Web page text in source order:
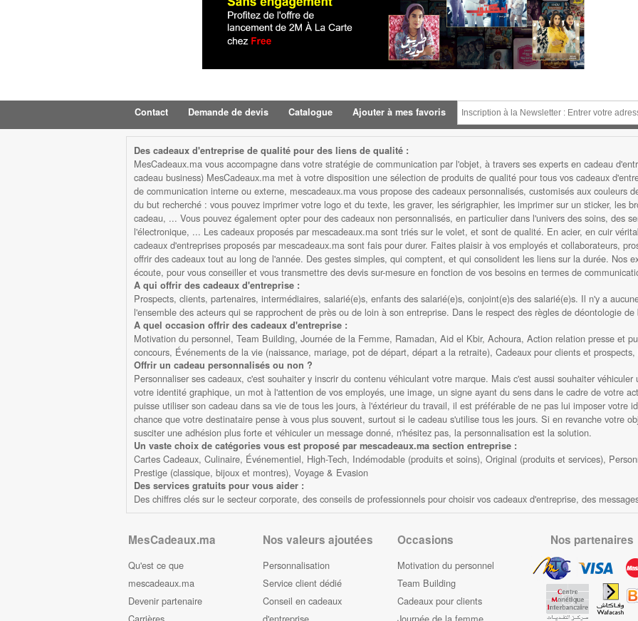
Contact Demande de devis Catalogue Ajouter à mes favoris
Des cadeaux d'entreprise de qualité pour des liens de qualité :
MesCadeaux.ma vous accompagne dans votre stratégie de communication par l'objet, à travers ses experts en cadeau
cadeau business) MesCadeaux.ma met à votre disposition une sélection de produits de qualité pour tous vos cadeaux
de communication interne ou externe, mescadeaux.ma vous propose des cadeaux personnalisés, customisés aux couleurs
du but recherché : vous pouvez imprimer votre logo et du texte, les graver, les sérigraphier, les imprimer sur un sticker, les
cadeau, ... Vous pouvez également opter pour des cadeaux non personnalisés, en particulier dans l'univers des soins, des
l'électronique, ... Les cadeaux proposés par mescadeaux.ma sont triés sur le volet, et sont de qualité. En acier, en cuir
cadeaux d'entreprises proposés par mescadeaux.ma sont fais pour durer. Faites plaisir à vos employés et collaborateurs,
offrir des cadeaux tout au long de l'année. Des gestes simples, qui comptent, et qui consolident les liens sur la durée. Nos
écoute, pour vous conseiller et vous transmettre des devis sur-mesure en fonction de vos besoins en termes de
A qui offrir des cadeaux d'entreprise :
Prospects, clients, partenaires, intermédiaires, salarié(e)s, enfants des salarié(e)s, conjoint(e)s des salarié(e)s. Il n'y a
l'ensemble des acteurs qui se rapprochent de près ou de loin à son entreprise. Dans le respect des règles de déontologie de
A quel occasion offrir des cadeaux d'entreprise :
Motivation du personnel, Team Building, Journée de la Femme, Ramadan, Aid el Kbir, Achoura, Action relation presse et
concours, Événements de la vie (naissance, mariage, pot de départ, départ a la retraite), Cadeaux pour clients et prospects,
Offrir un cadeau personnalisés ou non ?
Personnaliser ses cadeaux, c'est souhaiter y inscrir du contenu véhiculant votre marque. Mais c'est aussi souhaiter
votre identité graphique, un mot à l'attention de vos employés, une image, un signe ayant du sens dans le cadre de votre
puisse utiliser son cadeau dans sa vie de tous les jours, à l'éxtérieur du travail, il est préférable de ne pas lui imposer votre
chance que votre destinataire pense à vous plus souvent, surtout si le cadeau s'utilise tous les jours. Si en revanche votre
susciter une adhésion plus forte et véhiculer un message donné, n'hésitez pas, la personnalisation est la solution.
Un vaste choix de catégories vous est proposé par mescadeaux.ma section entreprise :
Cartes Cadeaux, Culinaire, Événementiel, High-Tech, Indémodable (produits et soins), Original (produits et services),
Prestige (classique, bijoux et montres), Voyage & Evasion
Des services gratuits pour vous aider :
Des chiffres clés sur le secteur corporate, des conseils de professionnels pour choisir vos cadeaux d'entreprise, des
MesCadeaux.ma
Qu'est ce que
mescadeaux.ma
Devenir partenaire
Nos valeurs ajoutées
Personnalisation
Service client dédié
Conseil en cadeaux
Occasions
Motivation du personnel
Team Building
Cadeaux pour clients
Nos partenaires